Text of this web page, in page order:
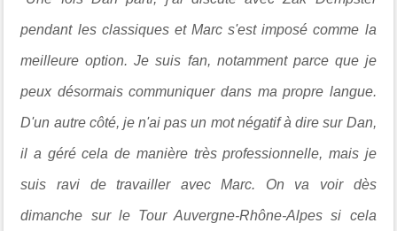
pendant les classiques et Marc s'est imposé comme la
meilleure option. Je suis fan, notamment parce que je
peux désormais communiquer dans ma propre langue.
D'un autre côté, je n'ai pas un mot négatif à dire sur Dan,
il a géré cela de manière très professionnelle, mais je
suis ravi de travailler avec Marc. On va voir dès
dimanche sur le Tour Auvergne-Rhône-Alpes si cela